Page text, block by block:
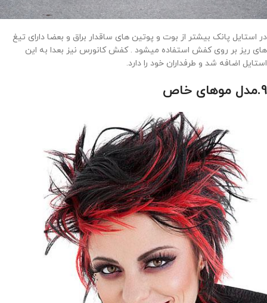
در استایل پانک بیشتر از بوت و پوتین های ساقدار براق و بعضا دارای تیغ
های ریز بر روی کفش استفاده میشود . کفش کانورس نیز بعدا به این
استایل اضافه شد و طرفداران خود را دارد.
9.مدل موهای خاص